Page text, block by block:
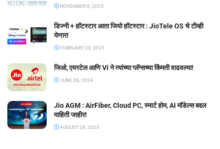
NOVEMBER 8, 2025
डिज्नी + हॉटस्टार आता जियो हॉटस्टार : JioTele OS चे टीव्ही
येणार!
FEBRUARY 20, 2025
जिओ, एयरटेल आणि Vi ने त्यांच्या प्लॅन्सच्या किंमती वाढवल्या!
JUNE 28, 2024
Jio AGM : AirFiber, Cloud PC, स्मार्ट होम, AI मॉडेल्स बद्दल
माहिती जाहीर!
AUGUST 28, 2023